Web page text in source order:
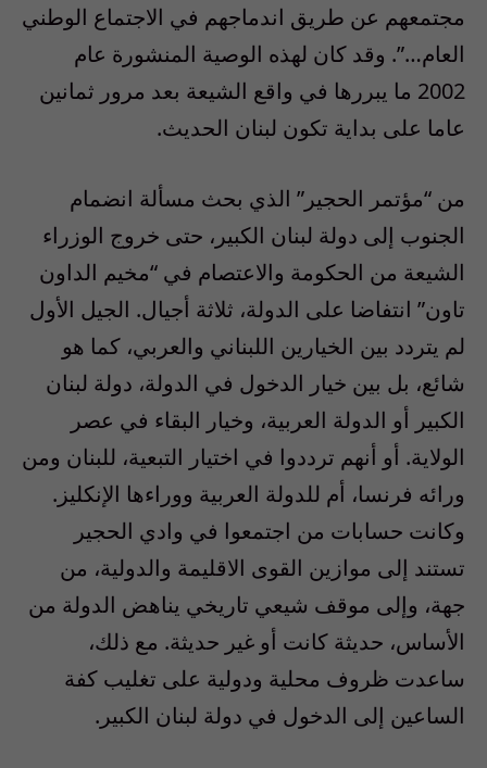
مجتمعهم عن طريق اندماجهم في الاجتماع الوطني
العام…”. وقد كان لهذه الوصية المنشورة عام
2002 ما يبررها في واقع الشيعة بعد مرور ثمانين
عاما على بداية تكون لبنان الحديث.
من “مؤتمر الحجير” الذي بحث مسألة انضمام
الجنوب إلى دولة لبنان الكبير، حتى خروج الوزراء
الشيعة من الحكومة والاعتصام في “مخيم الداون
تاون” انتفاضا على الدولة، ثلاثة أجيال. الجيل الأول
لم يتردد بين الخيارين اللبناني والعربي، كما هو
شائع، بل بين خيار الدخول في الدولة، دولة لبنان
الكبير أو الدولة العربية، وخيار البقاء في عصر
الولاية. أو أنهم ترددوا في اختيار التبعية، للبنان ومن
ورائه فرنسا، أم للدولة العربية ووراءها الإنكليز.
وكانت حسابات من اجتمعوا في وادي الحجير
تستند إلى موازين القوى الاقليمة والدولية، من
جهة، وإلى موقف شيعي تاريخي يناهض الدولة من
الأساس، حديثة كانت أو غير حديثة. مع ذلك،
ساعدت ظروف محلية ودولية على تغليب كفة
الساعين إلى الدخول في دولة لبنان الكبير.